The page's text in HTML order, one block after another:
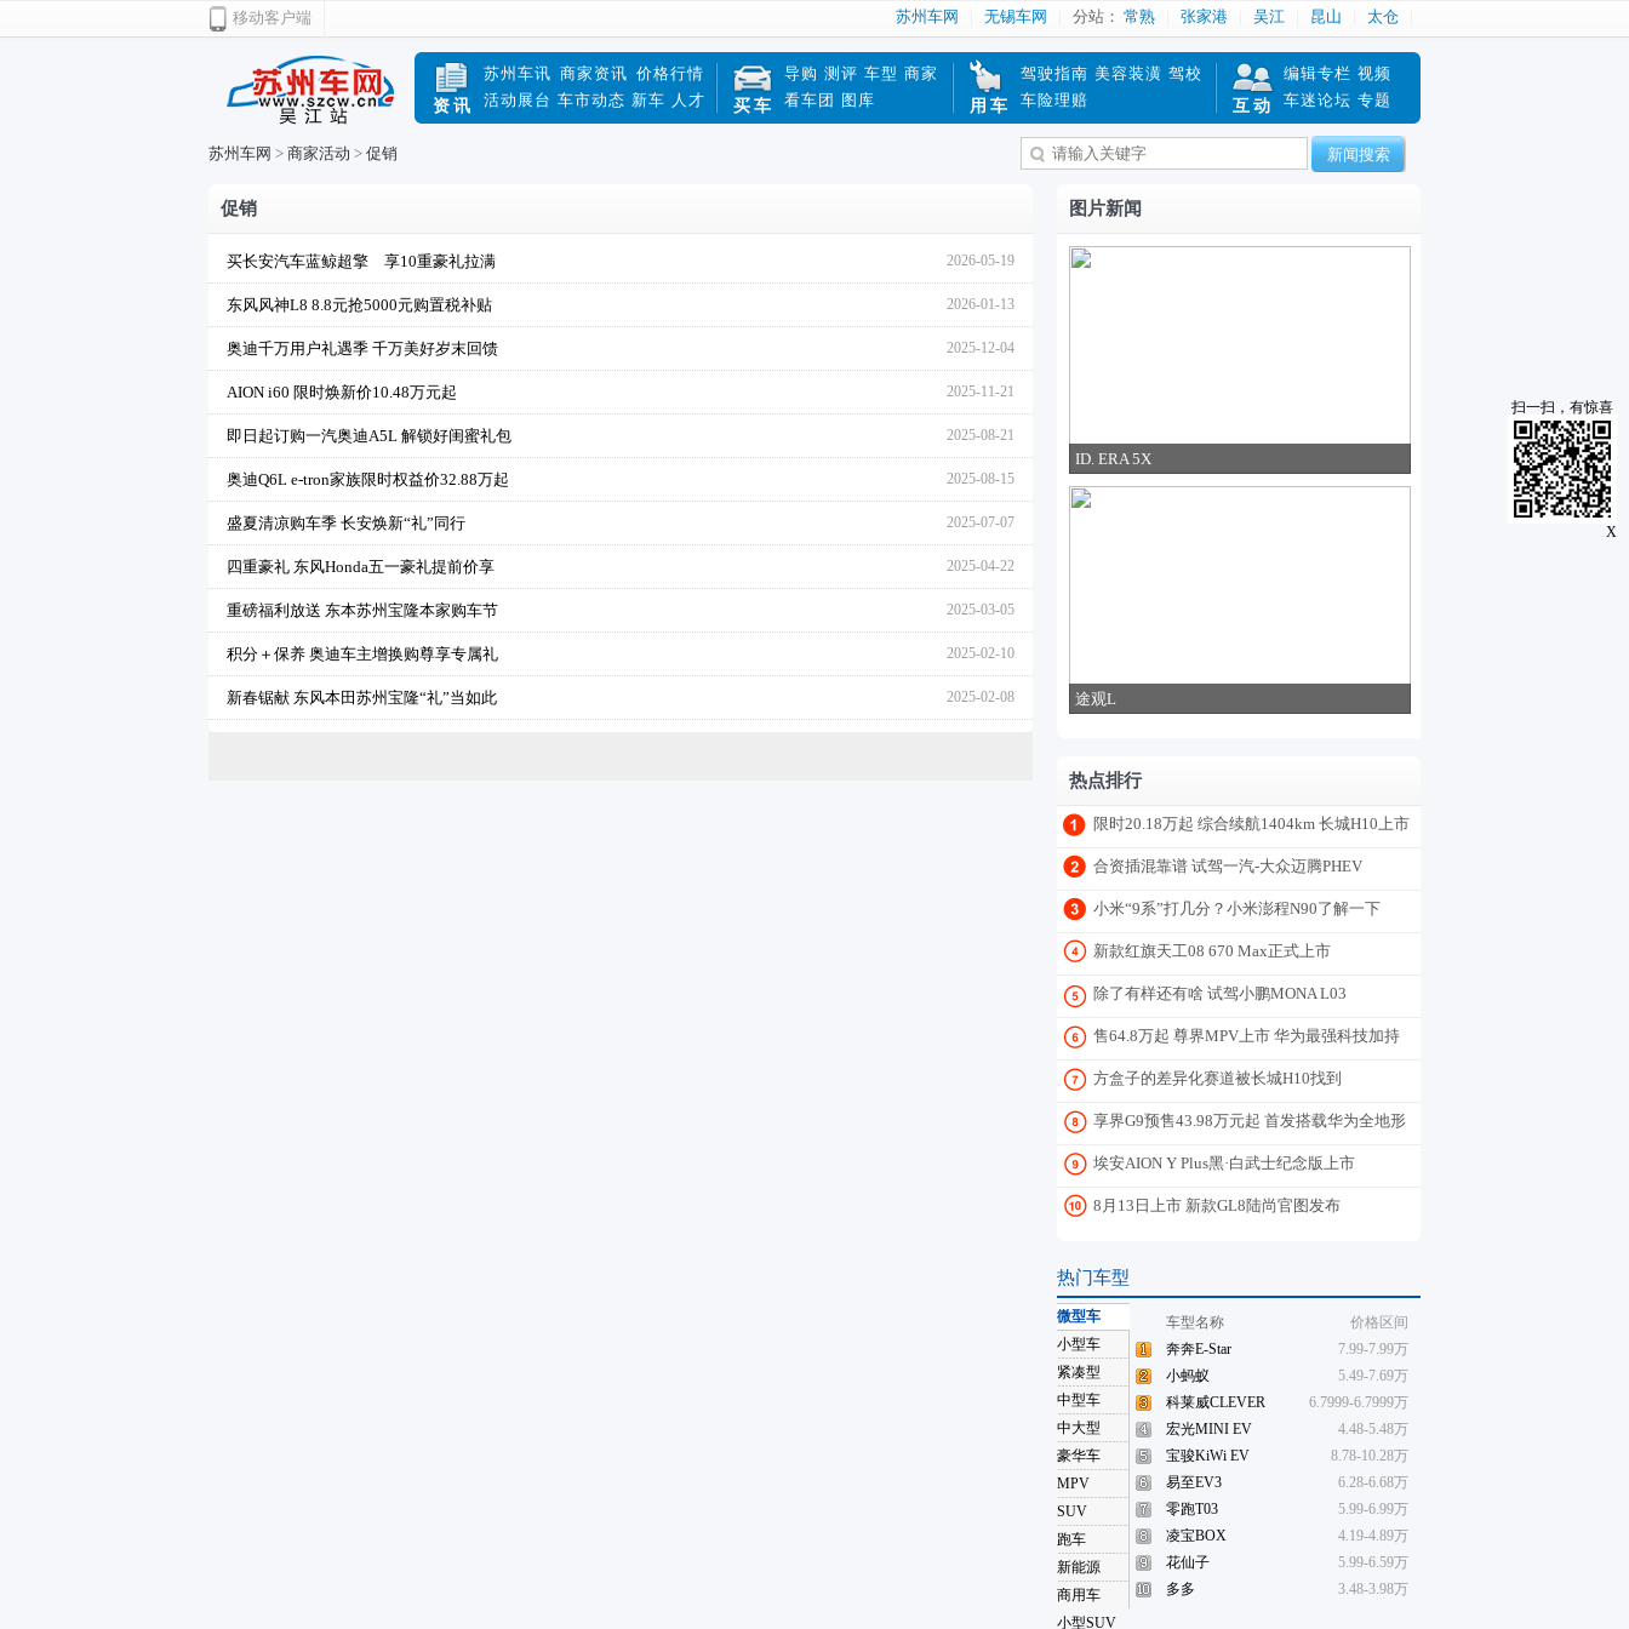
移动客户端 苏州车网 无锡车网 分站： 常熟 张家港 吴江 昆山 太仓
资讯
苏州车讯 商家资讯 价格行情
活动展台 车市动态 新车 人才 买车
导购 测评 车型 商家
看车团
图库 用车
驾驶指南 美容装潢 驾校
车险理赔
互动
编辑专栏 视频
车迷论坛 专题
苏州车网 > 商家活动 > 促销 新闻搜索
促销
买长安汽车蓝鲸超擎 享10重豪礼拉满 2026-05-19
东风风神L8 8.8元抢5000元购置税补贴 2026-01-13
奥迪千万用户礼遇季 千万美好岁末回馈 2025-12-04
AION i60 限时焕新价10.48万元起 2025-11-21
即日起订购一汽奥迪A5L 解锁好闺蜜礼包 2025-08-21
奥迪Q6L e-tron家族限时权益价32.88万起 2025-08-15
盛夏清凉购车季 长安焕新“礼”同行 2025-07-07
四重豪礼 东风Honda五一豪礼提前价享 2025-04-22
重磅福利放送 东本苏州宝隆本家购车节 2025-03-05
积分＋保养 奥迪车主增换购尊享专属礼 2025-02-10
新春锯献 东风本田苏州宝隆“礼”当如此 2025-02-08
图片新闻
ID. ERA 5X
途观L
热点排行
限时20.18万起 综合续航1404km 长城H10上市
合资插混靠谱 试驾一汽-大众迈腾PHEV
小米“9系”打几分？小米澎程N90了解一下
新款红旗天工08 670 Max正式上市
除了有样还有啥 试驾小鹏MONA L03
售64.8万起 尊界MPV上市 华为最强科技加持
方盒子的差异化赛道被长城H10找到
享界G9预售43.98万元起 首发搭载华为全地形
途灵平台
埃安AION Y Plus黑·白武士纪念版上市
8月13日上市 新款GL8陆尚官图发布
热门车型
微型车
小型车
紧凑型
中型车
中大型
豪华车
MPV
SUV
跑车
新能源
商用车
小型SUV
车型名称
价格区间
奔奔E-Star
7.99-7.99万
小蚂蚁
5.49-7.69万
科莱威CLEVER
6.7999-6.7999万
宏光MINI EV
4.48-5.48万
宝骏KiWi EV
8.78-10.28万
易至EV3
6.28-6.68万
零跑T03
5.99-6.99万
凌宝BOX
4.19-4.89万
花仙子
5.99-6.59万
多多
3.48-3.98万
扫一扫，有惊喜
X